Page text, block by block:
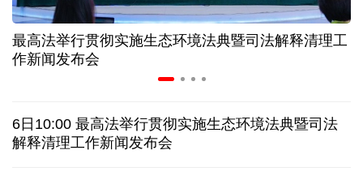
数据有了“身份证” 我国正稳步推进数据产权登记
白宫否认特朗普与赫格塞思因弹药库存短缺发生争执
最高法举行贯彻实施生态环境法典暨司法解释清理工
作新闻发布会
6日10:00 最高法举行贯彻实施生态环境法典暨司法
解释清理工作新闻发布会